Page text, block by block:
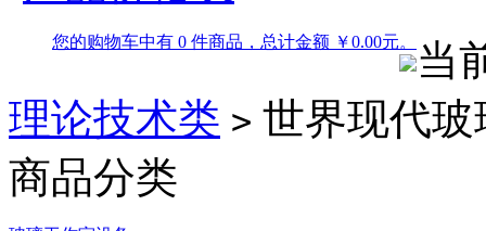
您的购物车中有 0 件商品，总计金额 ￥0.00元。
当
理论技术类 > 世界现代玻
商品分类